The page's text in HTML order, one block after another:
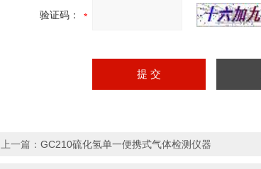
验证码：
上一篇： GC210硫化氢单一便携式气体检测仪器